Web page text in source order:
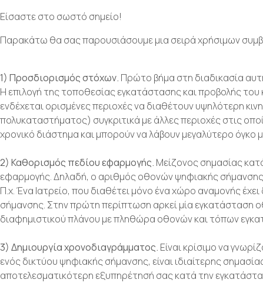
Είσαστε στο σωστό σημείο!
Παρακάτω θα σας παρουσιάσουμε μια σειρά χρήσιμων
1) Προσδιορισμός στόχων. Πρώτο βήμα στη διαδικασία
Η επιλογή της τοποθεσίας εγκατάστασης και προβολής
ενδέχεται ορισμένες περιοχές να διαθέτουν υψηλότερη
πολυκαταστήματος) συγκριτικά με άλλες περιοχές στις
χρονικό διάστημα και μπορούν να λάβουν μεγαλύτερο
2) Καθορισμός πεδίου εφαρμογής. Μείζονος σημασίας
εφαρμογής. Δηλαδή, ο αριθμός οθονών ψηφιακής
Π.χ. Ένα Ιατρείο, που διαθέτει μόνο ένα χώρο αναμονής
σήμανσης. Στην πρώτη περίπτωση αρκεί μία εγκατάσταση
διαφημιστικού πλάνου με πληθώρα οθονών και τόπων
3) Δημιουργία χρονοδιαγράμματος. Είναι κρίσιμο να
ενός δικτύου ψηφιακής σήμανσης, είναι ιδιαίτερης
αποτελεσματικότερη εξυπηρέτησή σας κατά την